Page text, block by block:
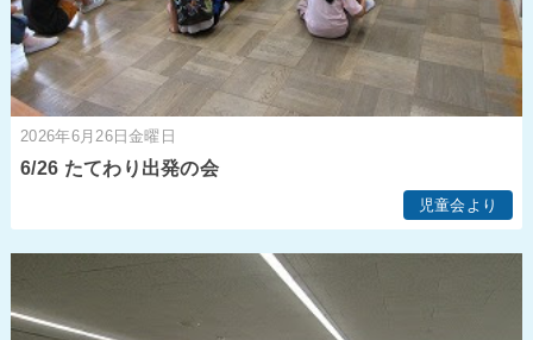
2026年6月26日金曜日
6/26 たてわり出発の会
児童会より